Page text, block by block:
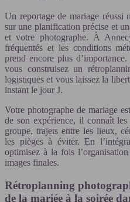
Un reportage de mariage réussi
sur une planification précise et
et votre photographe. À
fréquentés et les conditions
prend encore plus
vous construisez un
logistiques et vous laissez la
instant le jour J.
Votre photographe de mariage
de son expérience, il connaît
groupe, trajets entre les lieux,
les pièges à éviter. En
optimisez à la fois
images finales.
Rétroplanning
de la mariée à la soirée